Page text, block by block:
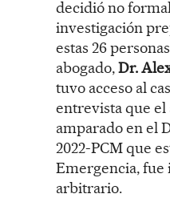
decidió no
investigación
estas 26
abogado,Dr.
tuvo acceso al
entrevista que
amparado en el
2022-PCM que
Emergencia,
arbitrario.